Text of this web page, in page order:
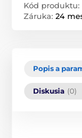
Kód produktu:
Záruka: 24
Popis a
Diskusia (0)